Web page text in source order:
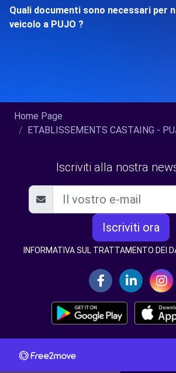
Quali documenti sono necessari per
veicolo a PUJO ?
Home Page
ETABLISSEMENTS CASTAING -
Iscriviti alla nostra
Iscriviti ora
INFORMATIVA SUL TRATTAMENTO DEI